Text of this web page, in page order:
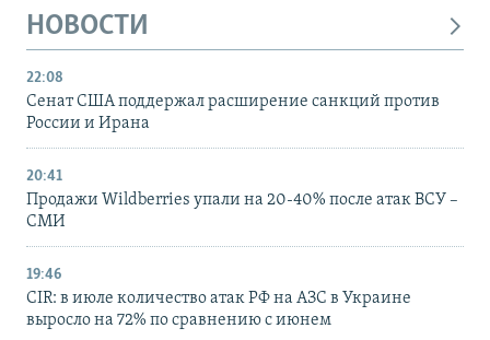
НОВОСТИ
22:08
Сенат США поддержал расширение санкций против
России и Ирана
20:41
Продажи Wildberries упали на 20-40% после атак ВСУ –
СМИ
19:46
CIR: в июле количество атак РФ на АЗС в Украине
выросло на 72% по сравнению с июнем